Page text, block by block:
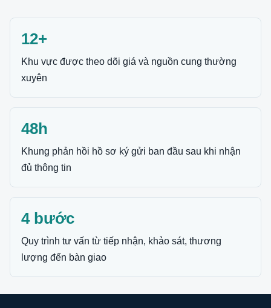
12+
Khu vực được theo dõi giá và nguồn cung thường
xuyên
48h
Khung phản hồi hồ sơ ký gửi ban đầu sau khi nhận
đủ thông tin
4 bước
Quy trình tư vấn từ tiếp nhận, khảo sát, thương
lượng đến bàn giao